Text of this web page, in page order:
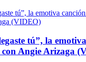
tú”, la
Angie Arizaga